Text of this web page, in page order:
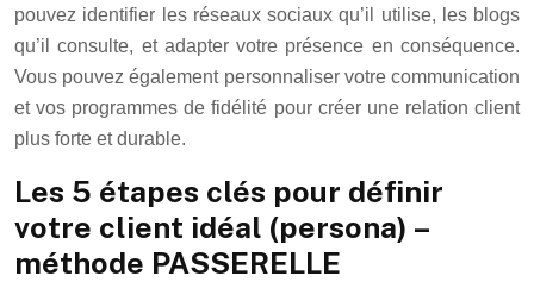
pouvez identifier les réseaux sociaux qu’il utilise, les blogs
qu’il consulte, et adapter votre présence en conséquence.
Vous pouvez également personnaliser votre communication
et vos programmes de fidélité pour créer une relation client
plus forte et durable.
Les 5 étapes clés pour définir
votre client idéal (persona) –
méthode PASSERELLE